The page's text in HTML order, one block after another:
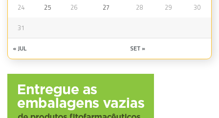
24 25 26 27 28 29 30
31
« JUL SET »